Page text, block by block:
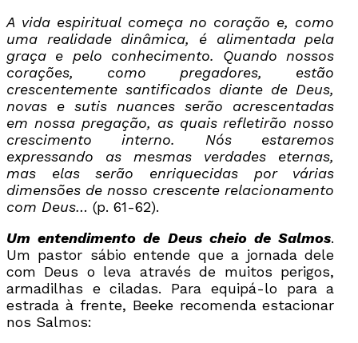
A vida espiritual começa no coração e, como
uma realidade dinâmica, é alimentada pela
graça e pelo conhecimento. Quando nossos
corações, como pregadores, estão
crescentemente santificados diante de Deus,
novas e sutis nuances serão acrescentadas
em nossa pregação, as quais refletirão nosso
crescimento interno. Nós estaremos
expressando as mesmas verdades eternas,
mas elas serão enriquecidas por várias
dimensões de nosso crescente relacionamento
com Deus… (p. 61-62).
Um entendimento de Deus cheio de Salmos.
Um pastor sábio entende que a jornada dele
com Deus o leva através de muitos perigos,
armadilhas e ciladas. Para equipá-lo para a
estrada à frente, Beeke recomenda estacionar
nos Salmos: